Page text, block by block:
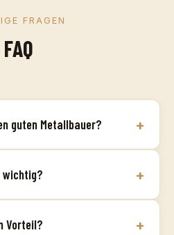
FRAGEN
FAQ
guten Metallbauer?
wichtig?
Vorteil?